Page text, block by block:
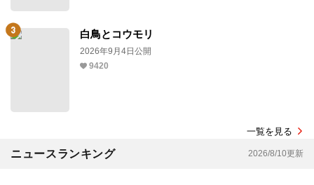
白鳥とコウモリ
2026年9月4日公開
9420
一覧を見る
ニュースランキング 2026/8/10更新